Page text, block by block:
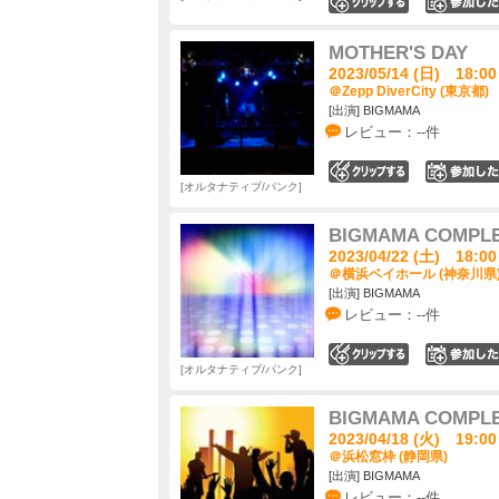
MOTHER'S DAY
2023/05/14 (日) 18:00
＠Zepp DiverCity (東京都)
[出演] BIGMAMA
レビュー：--件
オルタナティブ/パンク
BIGMAMA
2023/04/22 (土) 18:00
＠横浜ベイホール (神奈川県
[出演] BIGMAMA
レビュー：--件
オルタナティブ/パンク
BIGMAMA
2023/04/18 (火) 19:00
＠浜松窓枠 (静岡県)
[出演] BIGMAMA